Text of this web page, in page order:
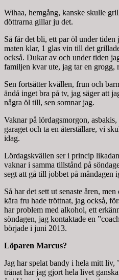
Wihaa, hemgång, kanske skulle
döttrarna gillar ju det.
Så får det bli, ett par öl under
maten klar, 1 glas vin till det
också. Dukar av och under tiden
familjen kvar ute, jag tar en grogg,
Sen fortsätter kvällen, frun och
ändå inget bra på tv, jag säger att
några öl till, sen somnar jag.
Vaknar på lördagsmorgon,
garaget och ta en återställare, vi
idag.
Lördagskvällen ser i princip
vaknar i samma tillstånd på
segt att gå till jobbet på måndagen
Så har det sett ut senaste åren,
kära fru hade tröttnat, jag också,
har problem med alkohol, ett
söndagen, jag kontaktade en
började i juni 2013.
Löparen Marcus?
Jag har spelat bandy i hela mitt liv,
tränat har jag gjort hela livet